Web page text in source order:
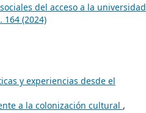
del acceso a la universidad
164 (2024)
y experiencias desde el
a la colonización cultural ,